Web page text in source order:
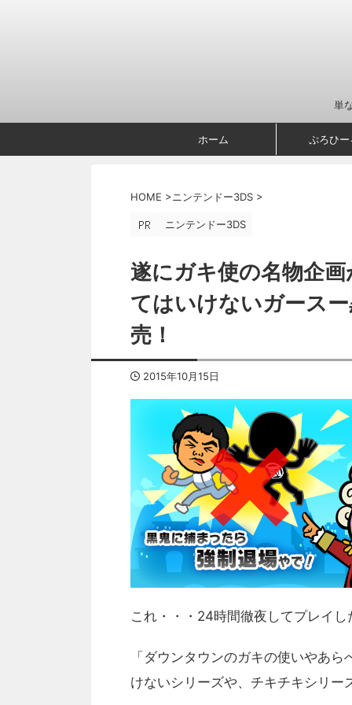
単
ホーム ぷろひー
HOME >ニンテンドー3DS >
ニンテンドー3DS
遂にガキ使の名物企
てはいけないガース
売！
2015年10月15日
これ・・・24時間徹夜してプレイ
「ダウンタウンのガキの使いやあ
けないシリーズや、チキチキシリ